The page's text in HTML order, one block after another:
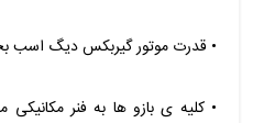
• قدرت موتور گیربکس دیگ اسب
• کلیه ی بازو ها به فنر مکانیکی